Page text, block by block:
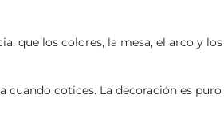
que los colores, la mesa, el arco y
cotices. La decoración es